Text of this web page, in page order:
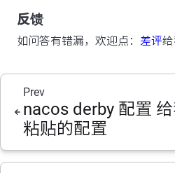
反馈
如问答有错漏，欢迎点： 差评给
Prev
nacos derby 配置
粘贴的配置